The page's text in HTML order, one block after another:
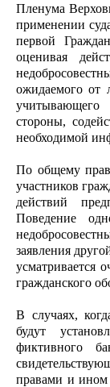
Пленума
применении
первой
оценивая
ожидаемого от
стороны,
необходимой
По общему
участников
действий
Поведение
заявления
усматривается
гражданского
В случаях,
будут
фиктивного
правами и ином